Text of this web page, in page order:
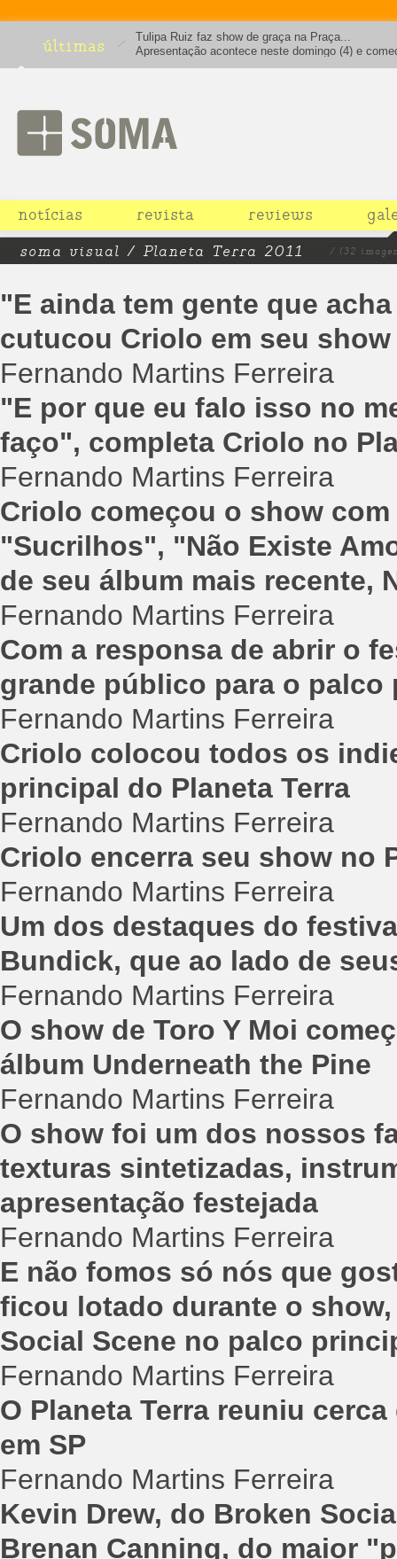
últimas
Tulipa Ruiz faz show de graça na Praça...
Apresentação acontece neste domingo (4) e
16h
notícias revista reviews
soma visual / Planeta Terra 2011 / (32
"E ainda tem gente que
cutucou Criolo em seu show
Fernando Martins Ferreira
"E por que eu falo isso no
faço", completa Criolo no
Fernando Martins Ferreira
Criolo começou o show
"Sucrilhos", "Não Existe
de seu álbum mais recente,
Fernando Martins Ferreira
Com a responsa de abrir o
grande público para o palco
Fernando Martins Ferreira
Criolo colocou todos os
principal do Planeta Terra
Fernando Martins Ferreira
Criolo encerra seu show no
Fernando Martins Ferreira
Um dos destaques do
Bundick, que ao lado de
Fernando Martins Ferreira
O show de Toro Y Moi
álbum Underneath the Pine
Fernando Martins Ferreira
O show foi um dos nossos
texturas sintetizadas,
apresentação festejada
Fernando Martins Ferreira
E não fomos só nós que
ficou lotado durante o
Social Scene no palco
Fernando Martins Ferreira
O Planeta Terra reuniu
em SP
Fernando Martins Ferreira
Kevin Drew, do Broken
Brenan Canning, do maior